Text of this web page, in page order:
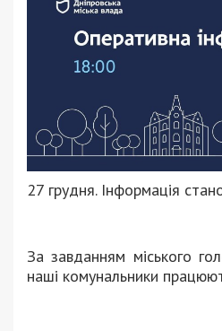
27 грудня. Інформація
За завданням міського
наші комунальники